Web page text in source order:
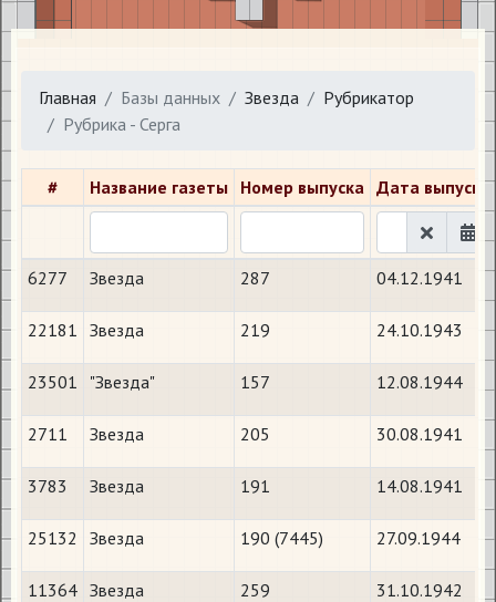
Главная Базы данных Звезда
Рубрикатор
Рубрика - Серга
# Название газеты Номер выпуска Дата выпуска
6277 Звезда 287 04.12.1941
22181 Звезда 219 24.10.1943
23501 "Звезда" 157 12.08.1944
2711 Звезда 205 30.08.1941
3783 Звезда 191 14.08.1941
25132 Звезда 190 (7445) 27.09.1944
11364 Звезда 259 31.10.1942